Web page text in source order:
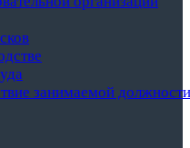
занимаемой должности